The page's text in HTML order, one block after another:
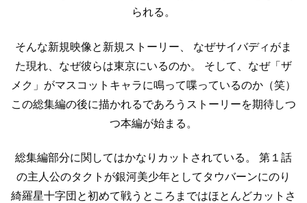
られる。
そんな新規映像と新規ストーリー、
なぜサイバディがま
た現れ、なぜ彼らは東京にいるのか。
そして、なぜ「ザ
メク」がマスコットキャラに鳴って喋っているのか（笑）
この総集編の後に描かれるであろうストーリーを期待しつ
つ本編が始まる。
総集編部分に関してはかなりカットされている。
第１話
の主人公のタクトが銀河美少年としてタウバーンにのり
綺羅星十字団と初めて戦うところまではほとんどカットさ